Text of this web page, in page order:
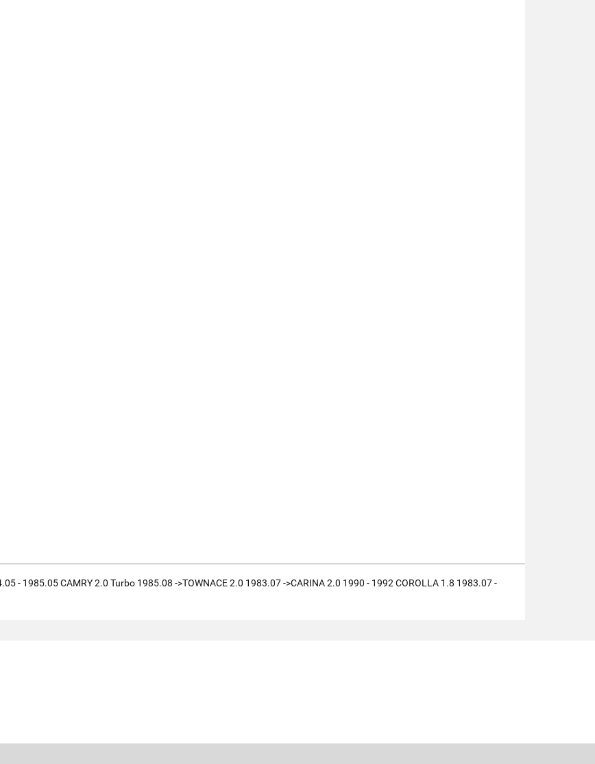
- 1985.05 CAMRY 2.0 Turbo 1985.08 ->TOWNACE 2.0 1983.07 ->CARINA 2.0 1990 - 1992 COROLLA 1.8 1983.07 -